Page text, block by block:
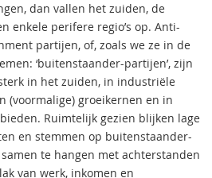
dan vallen het zuiden, de
enkele perifere regio’s op. Anti-
partijen, of, zoals we ze in de
‘buitenstaander-partijen’, zijn
in het zuiden, in industriële
(voormalige) groeikernen en in
Ruimtelijk gezien blijken lage
en stemmen op buitenstaander-
te hangen met achterstanden
van werk, inkomen en